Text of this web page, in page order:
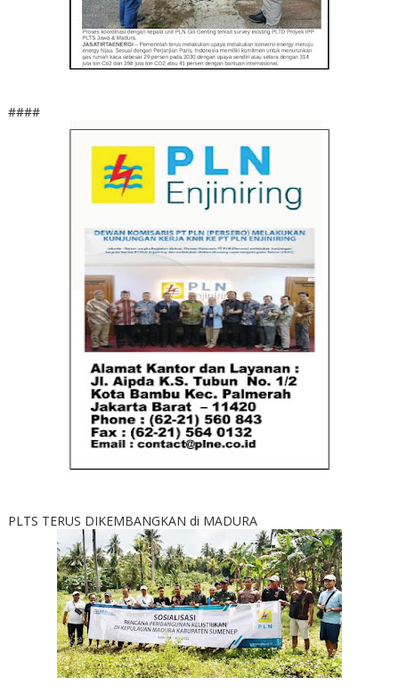
####
PLTS TERUS DIKEMBANGKAN di MADURA